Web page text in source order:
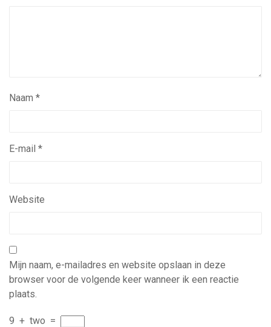
Naam *
E-mail *
Website
Mijn naam, e-mailadres en website opslaan in deze
browser voor de volgende keer wanneer ik een reactie
plaats.
9 + two =